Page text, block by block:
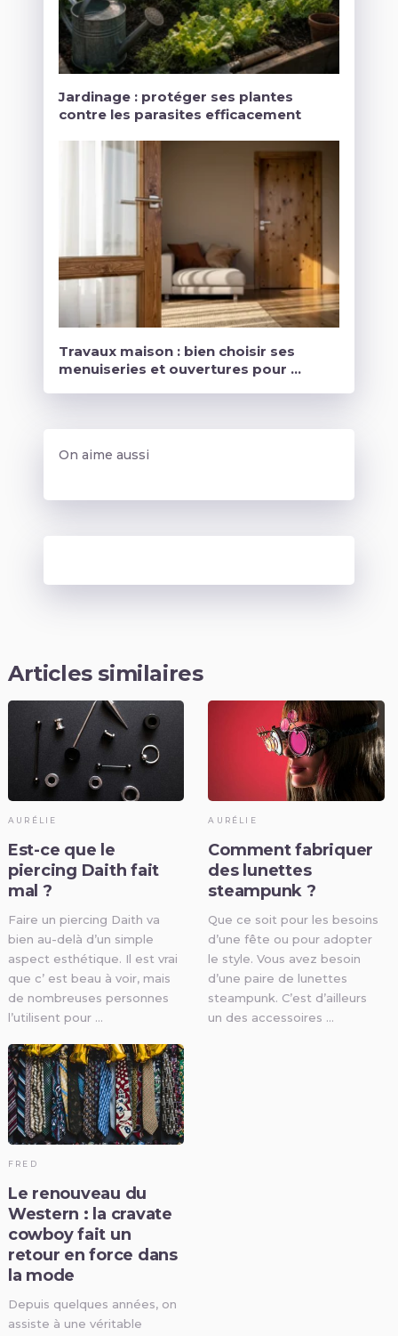
Jardinage : protéger ses plantes
contre les parasites efficacement
Travaux maison : bien choisir ses
menuiseries et ouvertures pour …
On aime aussi
Articles similaires
AURÉLIE
Est-ce que le
piercing Daith fait
mal ?
Faire un piercing Daith va
bien au-delà d’un simple
aspect esthétique. Il est vrai
que c’ est beau à voir, mais
de nombreuses personnes
l’utilisent pour …
AURÉLIE
Comment fabriquer
des lunettes
steampunk ?
Que ce soit pour les besoins
d’une fête ou pour adopter
le style. Vous avez besoin
d’une paire de lunettes
steampunk. C’est d’ailleurs
un des accessoires …
FRED
Le renouveau du
Western : la cravate
cowboy fait un
retour en force dans
la mode
Depuis quelques années, on
assiste à une véritable